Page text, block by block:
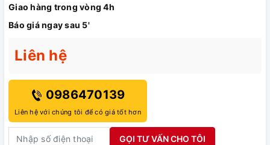
Giao hàng trong vòng 4h
Báo giá ngay sau 5'
Liên hệ
0986470139
Liên hệ với chúng tôi để có giá tốt hơn
GỌI TƯ VẤN CHO TÔI